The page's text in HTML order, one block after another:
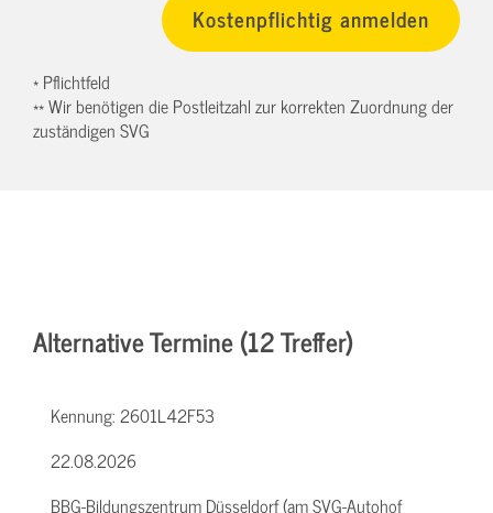
* Pflichtfeld
** Wir benötigen die Postleitzahl zur korrekten Zuordnung der
zuständigen SVG
Alternative Termine (12 Treffer)
Kennung:2601L42F53
22.08.2026
BBG-Bildungszentrum Düsseldorf (am SVG-Autohof